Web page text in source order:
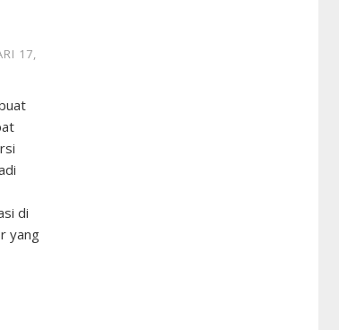
17,
di
yang